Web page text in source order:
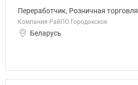
Переработчик, Розничная торговля
Компания РайПО Городокское
Беларусь